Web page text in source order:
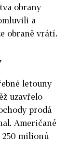
obrany
a
obraně vrátí.
letouny
uzavřelo
prodá
Američané
250 milionů